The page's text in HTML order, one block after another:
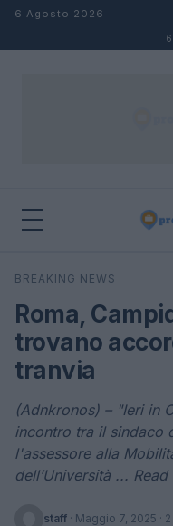
Salta al contenuto
6 Agosto 2026
Cerca
BREAKING NEWS
Roma,
trovano
tranvia
(Adnkronos) – "Ieri in
incontro tra il sindaco
l'assessore alla
dell’Università ...
staff · Maggio 7, 2025 ·